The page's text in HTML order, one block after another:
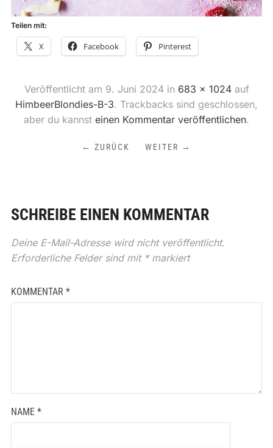
Teilen mit:
X Facebook Pinterest
Veröffentlicht am 9. Juni 2024in 683 × 1024auf
HimbeerBlondies-B-3. Trackbacks sind geschlossen,
aber du kannst einen Kommentar veröffentlichen.
← ZURÜCK WEITER →
SCHREIBE EINEN KOMMENTAR
Deine E-Mail-Adresse wird nicht veröffentlicht.
Erforderliche Felder sind mit *markiert
KOMMENTAR *
NAME *